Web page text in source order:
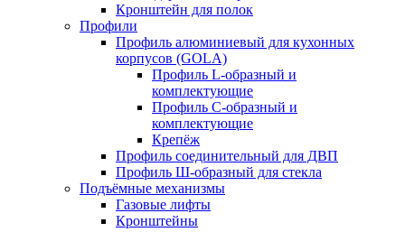
Кронштейн для полок
Профили
Профиль алюминиевый для кухонных
корпусов (GOLA)
Профиль L-образный и
комплектующие
Профиль C-образный и
комплектующие
Крепёж
Профиль соединительный для ДВП
Профиль Ш-образный для стекла
Подъёмные механизмы
Газовые лифты
Кронштейны